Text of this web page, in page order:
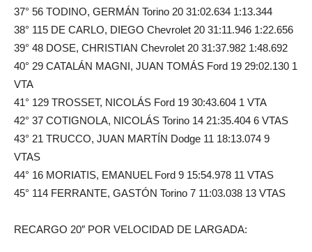
37° 56 TODINO, GERMÁN Torino 20 31:02.634 1:13.344
38° 115 DE CARLO, DIEGO Chevrolet 20 31:11.946 1:22.656
39° 48 DOSE, CHRISTIAN Chevrolet 20 31:37.982 1:48.692
40° 29 CATALÁN MAGNI, JUAN TOMÁS Ford 19 29:02.130 1
VTA
41° 129 TROSSET, NICOLÁS Ford 19 30:43.604 1 VTA
42° 37 COTIGNOLA, NICOLÁS Torino 14 21:35.404 6 VTAS
43° 21 TRUCCO, JUAN MARTÍN Dodge 11 18:13.074 9
VTAS
44° 16 MORIATIS, EMANUEL Ford 9 15:54.978 11 VTAS
45° 114 FERRANTE, GASTÓN Torino 7 11:03.038 13 VTAS
RECARGO 20″ POR VELOCIDAD DE LARGADA: